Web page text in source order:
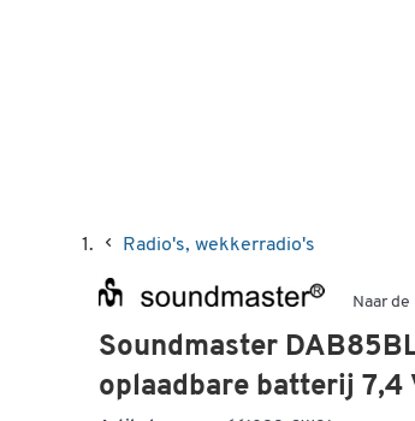
Radio's, wekkerradio's
Naar
Soundmaster
oplaadbare batterij 7,4